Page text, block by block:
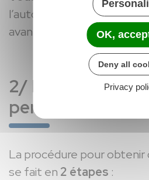
l’autorisation préalable
avant de les entreprendre.
2/ Procédure
permis
La procédure pour obtenir
se fait en 2 étapes :
OK,
Deny all
Privacy